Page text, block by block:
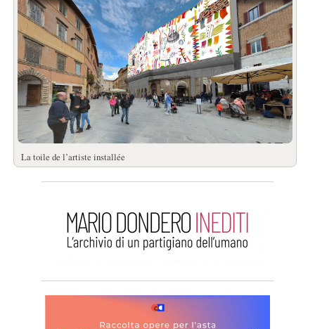
La toile de l’artiste installée